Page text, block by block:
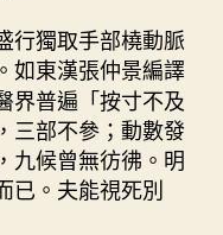
行獨取手部橈動脈
如東漢張仲景編譯
界普遍「按寸不及
三部不參；動數發
九候曾無彷彿。明
已。夫能視死別